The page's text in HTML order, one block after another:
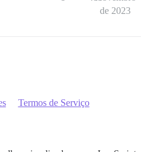
de 2023
Termos de Serviço